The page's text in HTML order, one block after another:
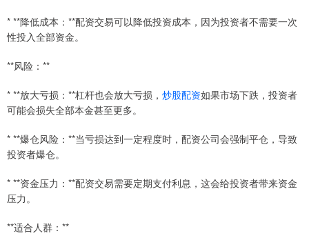
* **降低成本：**配资交易可以降低投资成本，因为投资者不需要一次
性投入全部资金。
**风险：**
* **放大亏损：**杠杆也会放大亏损， 炒股配资如果市场下跌，投资者
可能会损失全部本金甚至更多。
* **爆仓风险：**当亏损达到一定程度时，配资公司会强制平仓，导致
投资者爆仓。
* **资金压力：**配资交易需要定期支付利息，这会给投资者带来资金
压力。
**适合人群：**